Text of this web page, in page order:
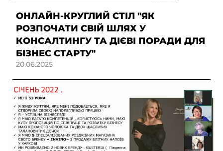
ОНЛАЙН-КРУГЛИЙ СТІЛ "ЯК
РОЗПОЧАТИ СВІЙ ШЛЯХ У
КОНСАЛТИНГУ ТА ДІЄВІ ПОРАДИ ДЛЯ
БІЗНЕС СТАРТУ"
20.06.2025